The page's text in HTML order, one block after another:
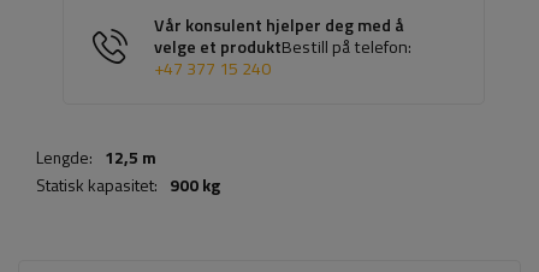
Vår konsulent hjelper deg med å
velge et produktBestill på telefon:
+47 377 15 240
Lengde: 12,5 m
Statisk kapasitet: 900 kg